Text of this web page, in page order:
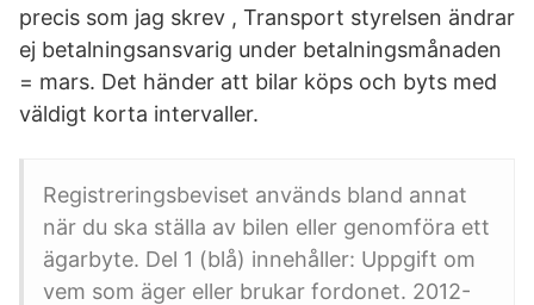
precis som jag skrev , Transport styrelsen ändrar
ej betalningsansvarig under betalningsmånaden
= mars. Det händer att bilar köps och byts med
väldigt korta intervaller.
Registreringsbeviset används bland annat
när du ska ställa av bilen eller genomföra ett
ägarbyte. Del 1 (blå) innehåller: Uppgift om
vem som äger eller brukar fordonet. 2012-